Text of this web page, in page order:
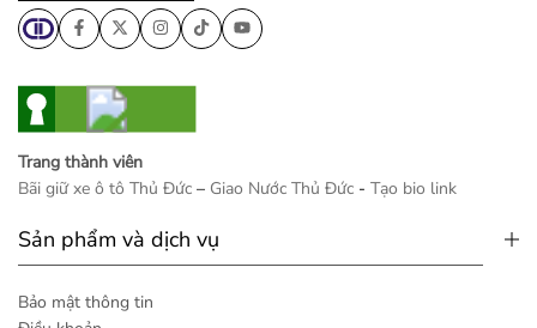
Trang thành viên
Bãi giữ xe ô tô Thủ Đức – Giao Nước Thủ Đức - Tạo bio link
Sản phẩm và dịch vụ
Bảo mật thông tin